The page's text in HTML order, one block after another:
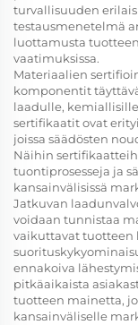
turvallisuuden
testausmenetelmä
luottamusta
vaatimuksissa.
Materiaalien
komponentit
laadulle,
sertifikaatit ovat
joissa säädösten
Näihin
tuontiprosesseja ja
kansainvälisissä
Jatkuvan
voidaan tunnistaa
vaikuttavat tuotteen
ennakoiva
pitkäaikaista
tuotteen mainetta,
kansainväliselle